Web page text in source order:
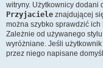
witryny. Użytkownicy dodani
Przyjaciele znajdującej
można szybko sprawdzić ich
Zależnie od używanego
wyróżniane. Jeśli
przez niego napisane